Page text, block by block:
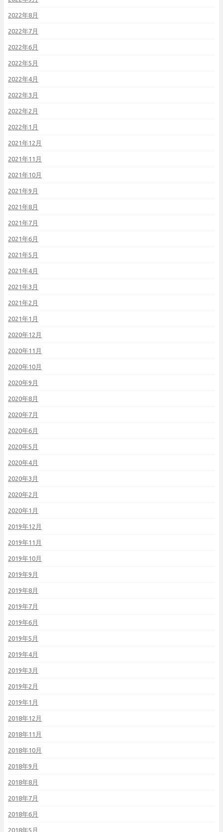
2022年8月
2022年7月
2022年6月
2022年5月
2022年4月
2022年3月
2022年2月
2022年1月
2021年12月
2021年11月
2021年10月
2021年9月
2021年8月
2021年7月
2021年6月
2021年5月
2021年4月
2021年3月
2021年2月
2021年1月
2020年12月
2020年11月
2020年10月
2020年9月
2020年8月
2020年7月
2020年6月
2020年5月
2020年4月
2020年3月
2020年2月
2020年1月
2019年12月
2019年11月
2019年10月
2019年9月
2019年8月
2019年7月
2019年6月
2019年5月
2019年4月
2019年3月
2019年2月
2019年1月
2018年12月
2018年11月
2018年10月
2018年9月
2018年8月
2018年7月
2018年6月
2018年5月